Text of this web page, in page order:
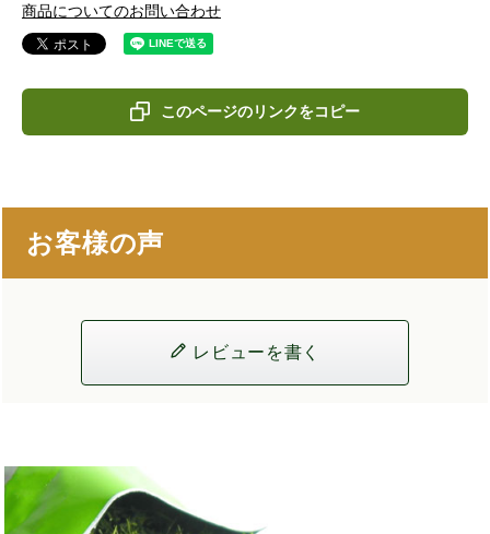
商品についてのお問い合わせ
このページのリンクをコピー
お客様の声
レビューを書く